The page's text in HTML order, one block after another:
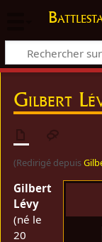
Gilbert
(Redirigé depuis
Gilbert
Lévy
(né le
20